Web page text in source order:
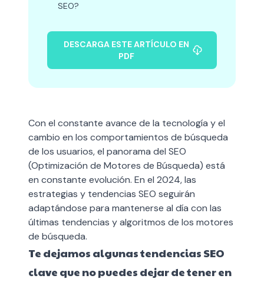
SEO?
DESCARGA ESTE ARTÍCULO EN
PDF
Con el constante avance de la tecnología y el
cambio en los comportamientos de búsqueda
de los usuarios, el panorama del SEO
(Optimización de Motores de Búsqueda) está
en constante evolución. En el 2024, las
estrategias y tendencias SEO seguirán
adaptándose para mantenerse al día con las
últimas tendencias y algoritmos de los motores
de búsqueda.
Te dejamos algunas tendencias SEO
clave que no puedes dejar de tener en